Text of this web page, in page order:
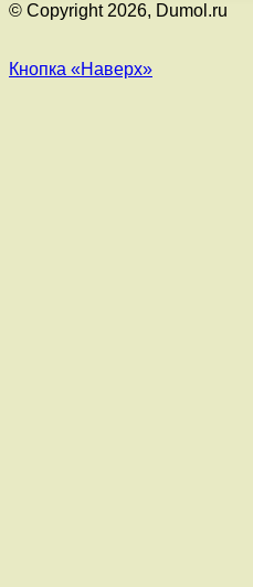
© Copyright 2026, Dumol.ru
Кнопка «Наверх»